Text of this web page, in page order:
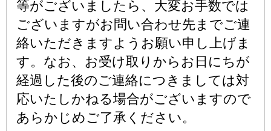
等がございましたら、大変お手数では
ございますがお問い合わせ先までご連
絡いただきますようお願い申し上げま
す。なお、お受け取りからお日にちが
経過した後のご連絡につきましては対
応いたしかねる場合がございますので
あらかじめご了承ください。